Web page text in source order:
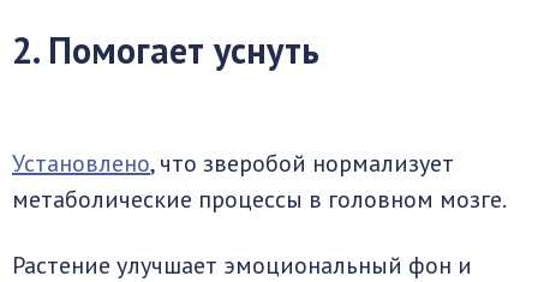
2. Помогает уснуть
Установлено, что зверобой нормализует
метаболические процессы в головном мозге.
Растение улучшает эмоциональный фон и